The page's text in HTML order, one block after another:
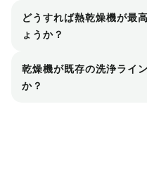
の熱ヒーターを連続し
することも可能です。.
このシステムは、プラ
ークなどの軽量素材
はありますが、具体的
は、弊社の技術チーム
どうすれば熱乾燥機が最
ょうか？
送風機のフィルター、
接続部の週次点検を実
乾燥機が既存の洗浄ライ
か？